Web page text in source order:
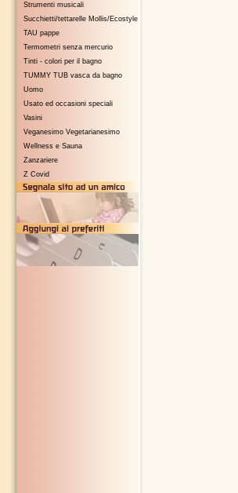
Strumenti musicali
Succhietti/tettarelle Mollis/Ecostyle
TAU pappe
Termometri senza mercurio
Tinti - colori per il bagno
TUMMY TUB vasca da bagno
Uomo
Usato ed occasioni speciali
Vasini
Veganesimo Vegetarianesimo
Wellness e Sauna
Zanzariere
Z Covid